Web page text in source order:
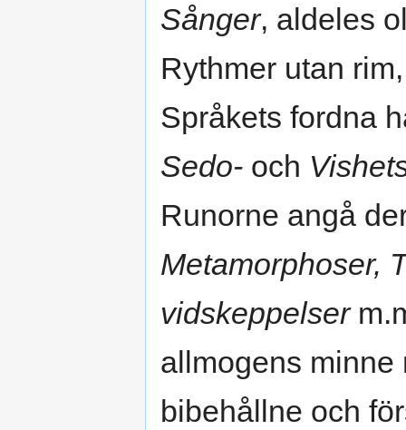
Sånger, aldeles
Rythmer utan
Språkets fordna
Sedo- och
Runorne angå
Metamorphoser,
vidskeppelser
allmogens minne
bibehållne och